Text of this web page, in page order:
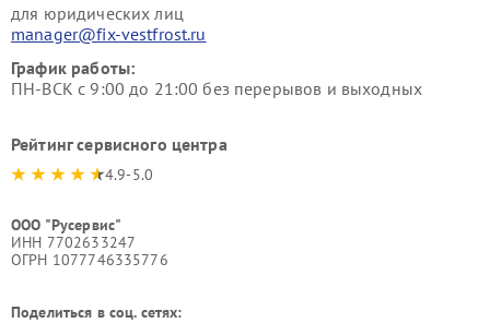
для юридических лиц
manager@fix-vestfrost.ru
График работы:
ПН-ВСК с 9:00 до 21:00 без перерывов и выходных
Рейтинг сервисного центра
4.9-5.0
ООО "Русервис"
ИНН 7702633247
ОГРН 1077746335776
Поделиться в соц. сетях: